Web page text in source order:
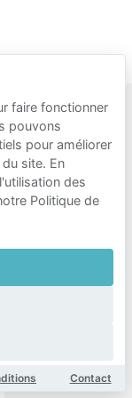
faire fonctionner
pouvons
pour améliorer
site. En
des
Politique de
Contact